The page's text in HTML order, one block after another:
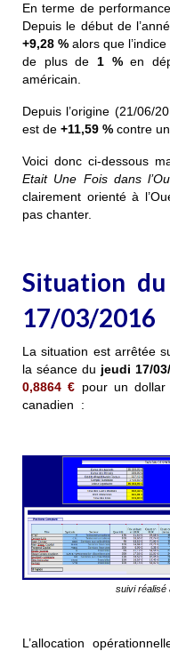
En terme de
Depuis le début de
+9,28 % alors que
de plus de 1 %en
américain.
Depuis l’origine (21/06/
est de +11,59 % contre
Voici donc ci-dessous
Etait Une Fois dans
clairement orienté à
pas chanter.
Situation
17/03/2016
La situation est arrêtée
la séance du jeudi 17/
0,8864€ pour un
canadien :
suivi réalisé
L’allocation